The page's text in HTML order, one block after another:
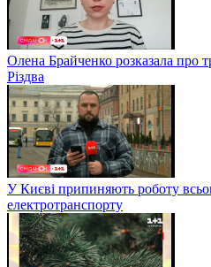
Олена Брайченко розказала про
Різдва
У Києві припиняють роботу
електротранспорту